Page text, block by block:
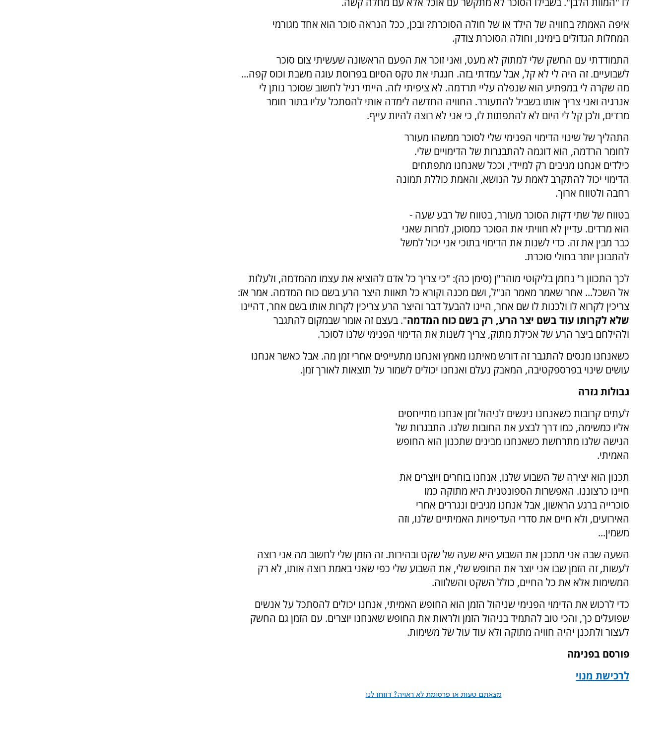
איפה האמת? בחוויה של הילד או של חולה הסוכרת? ובכן, ככל הנראה סוכר הוא אחד מגורמי
המחלות הגדולים בימינו, וחולה הסוכרת צודק.
התמודדתי עם החשק שלי למתוק לא מעט, ואני זוכר את הפעם הראשונה שעשיתי צום סוכר
לשבועיים. זה היה לי לא קל, אבל עמדתי בזה. חגגתי את טקס הסיום בפרוסת עוגה משבת וכוס קפה...
מה שקרה לי במפתיע הוא שנפלה עליי תרדמה. לא ציפיתי לזה. הייתי רגיל לחשוב שסוכר נותן לי
אנרגיה ואני צריך אותו בשביל להתעורר. החוויה החדשה לימדה אותי להסתכל עליו בתור חומר
מרדים, ולכן קל לי היום לא להתפתות לו, כי אני לא רוצה להיות עייף.
התהליך של שינוי הדימוי הפנימי שלי לסוכר ממשהו מעורר
לחומר הרדמה, הוא דוגמה להתבגרות של הדימויים שלי.
כילדים אנחנו מגיבים רק למיידי, וככל שאנחנו מתפתחים
הדימוי יכול להתקרב לאמת על הנושא, והאמת כוללת תמונה
רחבה ולטווח ארוך.
בטווח של שתי דקות הסוכר מעורר, בטווח של רבע שעה -
הוא מרדים. עדיין לא חוויתי את הסוכר כמסוכן, למרות שאני
כבר מבין את זה. כדי לשנות את הדימוי בתוכי אני יכול למשל
להתבונן יותר בחולי סוכרת.
לכך התכוון ר' נחמן בליקוטי מוהר"ן (סימן כה): "כי צריך כל אדם להוציא את עצמו מהמדמה, ולעלות
אל השכל... אחר שאמר מאמר הנ"ל, ושם מכנה וקורא כל תאוות היצר הרע בשם כוח המדמה. אמר אז:
צריכין לקרוא לו ולכנות לו שם אחר, היינו להבעל דבר והיצר הרע צריכין לקרות אותו בשם אחר, דהיינו
שלא לקרותו עוד בשם יצר הרע, רק בשם כוח המדמה". בעצם זה אומר שבמקום להתגבר
ולהילחם ביצר הרע של אכילת מתוק, צריך לשנות את הדימוי הפנימי שלנו לסוכר.
כשאנחנו מנסים להתגבר זה דורש מאיתנו מאמץ ואנחנו מתעייפים אחרי זמן מה. אבל כאשר אנחנו
עושים שינוי בפרספקטיבה, המאבק נעלם ואנחנו יכולים לשמור על תוצאות לאורך זמן.
גבולות גזרה
לעתים קרובות כשאנחנו ניגשים לניהול זמן אנחנו מתייחסים
אליו כמשימה, כמו דרך לבצע את החובות שלנו. התבגרות של
הגישה שלנו מתרחשת כשאנחנו מבינים שתכנון הוא החופש
האמיתי.
תכנון הוא יצירה של השבוע שלנו, אנחנו בוחרים ויוצרים את
חיינו כרצוננו. האפשרות הספונטנית היא מתוקה כמו
סוכרייה ברגע הראשון, אבל אנחנו מגיבים ונגררים אחרי
האירועים, ולא חיים את סדרי העדיפויות האמיתיים שלנו, וזה
משמין...
השעה שבה אני מתכנן את השבוע היא שעה של שקט ובהירות. זה הזמן שלי לחשוב מה אני רוצה
לעשות, זה הזמן שבו אני יוצר את החופש שלי, את השבוע שלי כפי שאני באמת רוצה אותו, לא רק
המשימות אלא את כל החיים, כולל השקט והשלווה.
כדי לרכוש את הדימוי הפנימי שניהול הזמן הוא החופש האמיתי, אנחנו יכולים להסתכל על אנשים
שפועלים כך, והכי טוב להתמיד בניהול הזמן ולראות את החופש שאנחנו יוצרים. עם הזמן גם החשק
לעצור ולתכנן יהיה חוויה מתוקה ולא עוד עול של משימות.
פורסם בפנימה
לרכישת מנוי
מצאתם טעות או פרסומת לא ראויה? דווחו לנו